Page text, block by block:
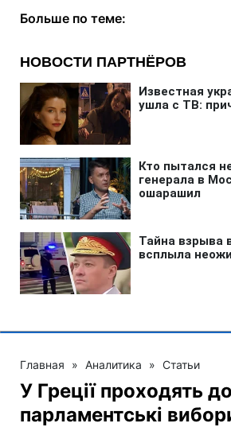
Больше по теме:
Главная » Аналитика » Статьи
У Греції проходять
парламентські